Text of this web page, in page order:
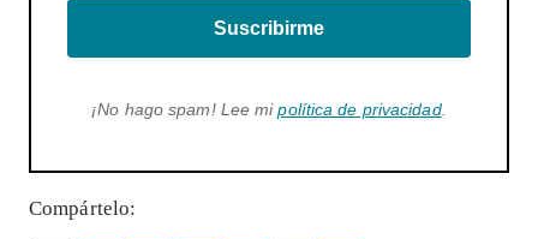
Suscribirme
¡No hago spam! Lee mipolítica de privacidad.
Compártelo: